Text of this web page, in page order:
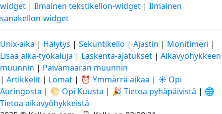
widget | Ilmainen tekstikellon-widget | Ilmainen
sanakellon-widget
Unix-aika | Hälytys | Sekuntikello | Ajastin | Monitimeri |
Lisää aika-työkaluja | Laskenta-ajatukset | Aikavyöhykkeen
muunnin | Päivämäärän muunnin
| Artikkelit | Lomat | ⏰ Ymmärrä aikaa | ☀️ Opi
Auringosta | 🌕 Opi Kuusta | 🎉 Tietoa pyhäpäivistä | 🌐
Tietoa aikavyöhykkeistä